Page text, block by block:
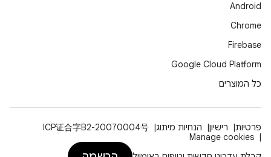
Android
Chrome
Firebase
Google Cloud Platform
כל המוצרים
פרטיות רישיון הנחיות מיתוג
ICP证合字B2-20070004号
Manage cookies